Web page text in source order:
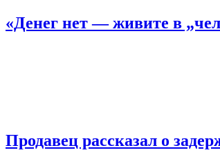
«Денег нет — живите в
Продавец рассказал о